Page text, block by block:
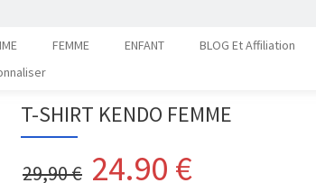
FEMME ENFANT BLOG Et Affiliation
T-SHIRT KENDO FEMME
29,90 € 24.90 €